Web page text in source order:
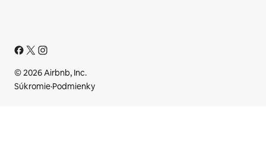
© 2026 Airbnb, Inc.
Súkromie·Podmienky